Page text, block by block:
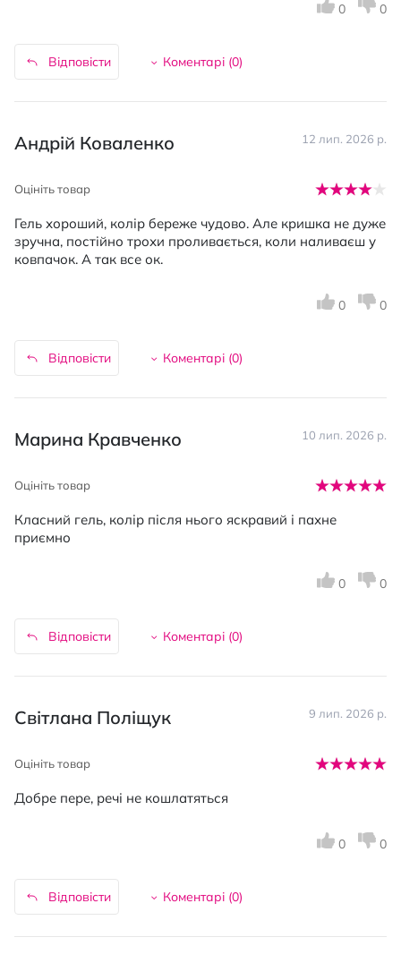
Відповісти Коментарі (0)
0 0
Андрій Коваленко 12 лип. 2026 р.
Оцініть товар
Гель хороший, колір береже чудово. Але кришка не дуже
зручна, постійно трохи проливається, коли наливаєш у
ковпачок. А так все ок.
Відповісти Коментарі (0)
0 0
Марина Кравченко 10 лип. 2026 р.
Оцініть товар
Класний гель, колір після нього яскравий і пахне
приємно
Відповісти Коментарі (0)
0 0
Світлана Поліщук 9 лип. 2026 р.
Оцініть товар
Добре пере, речі не кошлатяться
Відповісти Коментарі (0)
0 0